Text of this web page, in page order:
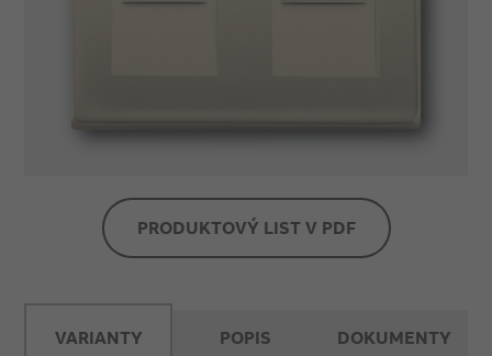
PRODUKTOVÝ LIST V PDF
VARIANTY POPIS DOKUMENTY